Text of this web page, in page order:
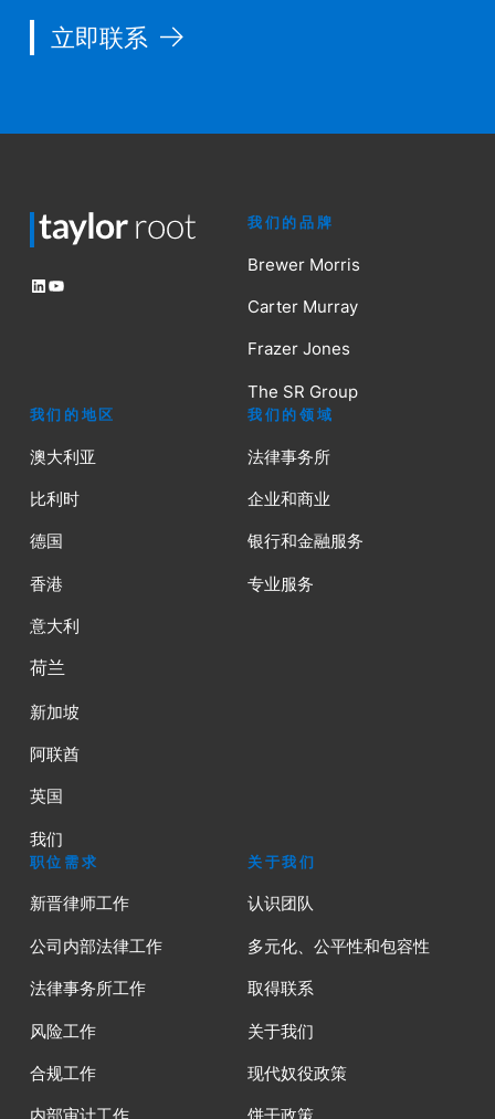
立即联系
LinkedIn
YouTube
我们的品牌
Brewer Morris
Carter Murray
Frazer Jones
The SR Group
我们的地区
澳大利亚
比利时
德国
香港
意大利
荷兰
新加坡
阿联酋
英国
我们
我们的领域
法律事务所
企业和商业
银行和金融服务
专业服务
职位需求
新晋律师工作
公司内部法律工作
法律事务所工作
风险工作
合规工作
关于我们
认识团队
多元化、公平性和包容性
取得联系
关于我们
现代奴役政策